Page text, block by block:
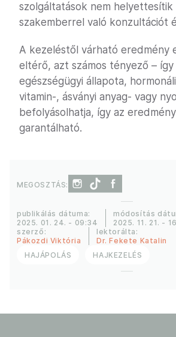
szolgáltatások nem helyettesítik
szakemberrel való konzultációt
A kezeléstől várható eredmény
eltérő, azt számos tényező – így
egészségügyi állapota,
vitamin-, ásványi anyag- vagy
befolyásolhatja, így az
garantálható.
publikálás dátuma:
2025. 01. 24. - 09:34
módosítás
2025. 11. 21. -
szerző:
Pákozdi Viktória
lektorálta:
Dr. Fekete Katalin
HAJÁPOLÁS
HAJKEZELÉS
MEGOSZTÁS: